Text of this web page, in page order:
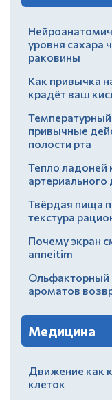
уровня сахара
раковины
Как привычка
крадёт ваш
Температурный
привычные
полости рта
Тепло ладоней
артериального
Твёрдая пища
текстура
Почему экран
аппеitim
Ольфакторный
ароматов
Медицина
Движение как
клеток